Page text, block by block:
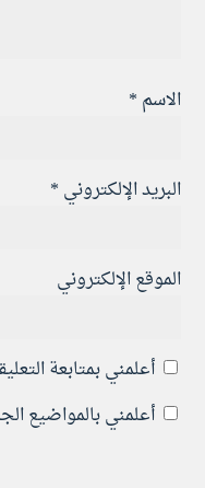
الاسم *
البريد الإلكتروني *
الموقع الإلكتروني
أعلمني بمتابعة
أعلمني بالمواضيع